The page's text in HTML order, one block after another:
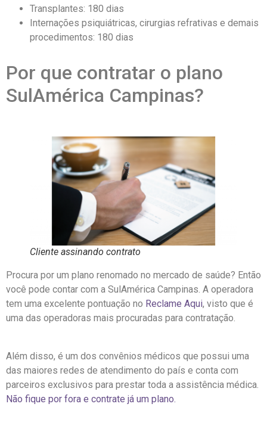
Transplantes: 180 dias
Internações psiquiátricas, cirurgias refrativas e demais
procedimentos: 180 dias
Por que contratar o plano
SulAmérica Campinas?
Cliente assinando contrato
Procura por um plano renomado no mercado de saúde? Então
você pode contar com a SulAmérica Campinas. A operadora
tem uma excelente pontuação no Reclame Aqui, visto que é
uma das operadoras mais procuradas para contratação.
Além disso, é um dos convênios médicos que possui uma
das maiores redes de atendimento do país e conta com
parceiros exclusivos para prestar toda a assistência médica.
Não fique por fora e contrate já um plano.